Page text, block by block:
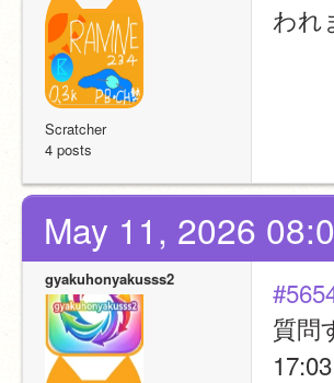
Scratcher
4 posts
われ
May 11, 2026
gyakuhonyakusss2
質問